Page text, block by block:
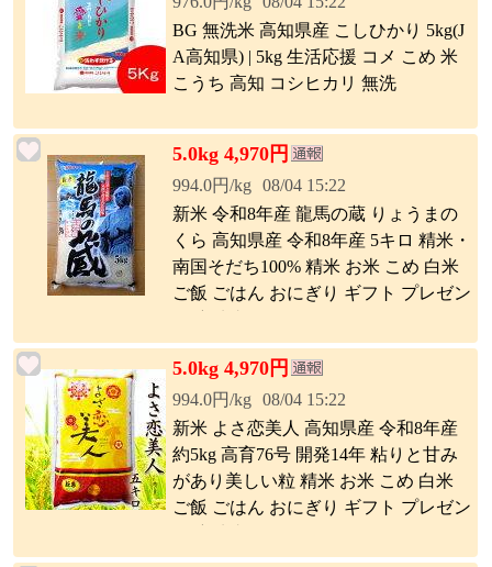
BG 無洗米 高知県産 こしひかり 5kg(J
A高知県) | 5kg 生活応援 コメ こめ 米
こうち 高知 コシヒカリ 無洗
5.0kg 4,970円
994.0円/kg 08/04 15:22
新米 令和8年産 龍馬の蔵 りょうまの
くら 高知県産 令和8年産 5キロ 精米・
南国そだち100% 精米 お米 こめ 白米
ご飯 ごはん おにぎり ギフト プレゼン
5.0kg 4,970円
994.0円/kg 08/04 15:22
新米 よさ恋美人 高知県産 令和8年産
約5kg 高育76号 開発14年 粘りと甘み
があり美しい粒 精米 お米 こめ 白米
ご飯 ごはん おにぎり ギフト プレゼン